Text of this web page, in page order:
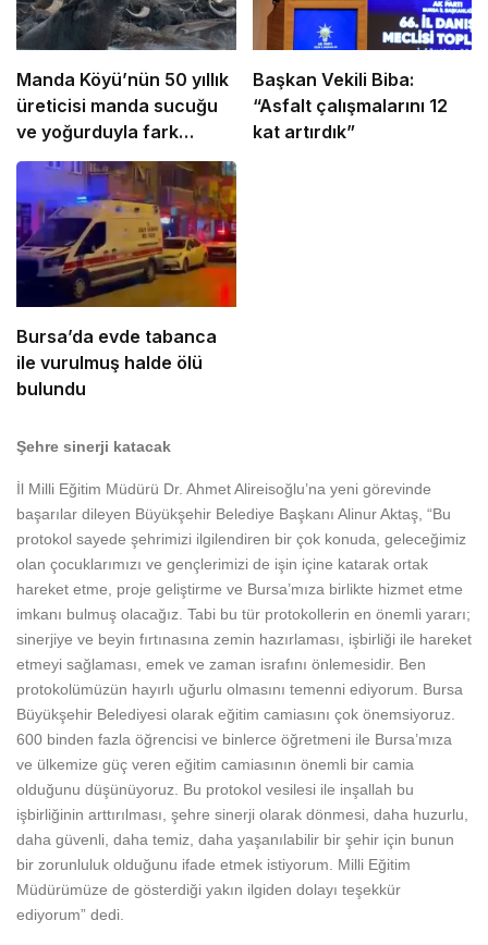
Manda Köyü’nün 50 yıllık
üreticisi manda sucuğu
ve yoğurduyla fark
oluşturdu
Başkan Vekili Biba:
“Asfalt çalışmalarını 12
kat artırdık”
Bursa’da evde tabanca
ile vurulmuş halde ölü
bulundu
Şehre sinerji katacak
İl Milli Eğitim Müdürü Dr. Ahmet Alireisoğlu’na yeni görevinde
başarılar dileyen Büyükşehir Belediye Başkanı Alinur Aktaş, “Bu
protokol sayede şehrimizi ilgilendiren bir çok konuda, geleceğimiz
olan çocuklarımızı ve gençlerimizi de işin içine katarak ortak
hareket etme, proje geliştirme ve Bursa’mıza birlikte hizmet etme
imkanı bulmuş olacağız. Tabi bu tür protokollerin en önemli yararı;
sinerjiye ve beyin fırtınasına zemin hazırlaması, işbirliği ile hareket
etmeyi sağlaması, emek ve zaman israfını önlemesidir. Ben
protokolümüzün hayırlı uğurlu olmasını temenni ediyorum. Bursa
Büyükşehir Belediyesi olarak eğitim camiasını çok önemsiyoruz.
600 binden fazla öğrencisi ve binlerce öğretmeni ile Bursa’mıza
ve ülkemize güç veren eğitim camiasının önemli bir camia
olduğunu düşünüyoruz. Bu protokol vesilesi ile inşallah bu
işbirliğinin arttırılması, şehre sinerji olarak dönmesi, daha huzurlu,
daha güvenli, daha temiz, daha yaşanılabilir bir şehir için bunun
bir zorunluluk olduğunu ifade etmek istiyorum. Milli Eğitim
Müdürümüze de gösterdiği yakın ilgiden dolayı teşekkür
ediyorum” dedi.